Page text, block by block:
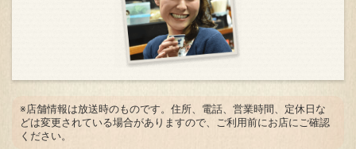
※店舗情報は放送時のものです。住所、電話、営業時間、定休日な
どは変更されている場合がありますので、ご利用前にお店にご確認
ください。